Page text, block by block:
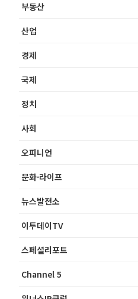
부동산
산업
경제
국제
정치
사회
오피니언
문화·라이프
뉴스발전소
이투데이TV
스페셜리포트
Channel 5